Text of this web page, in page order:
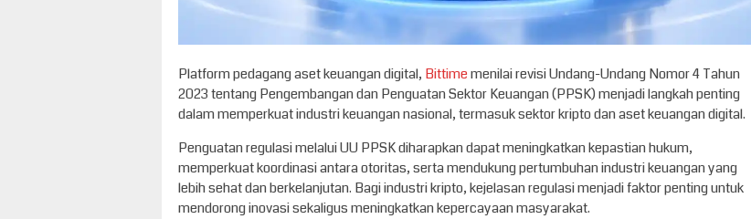
Platform pedagang aset keuangan digital, Bittimemenilai revisi Undang-Undang Nomor 4 Tahun
2023 tentang Pengembangan dan Penguatan Sektor Keuangan (PPSK) menjadi langkah penting
dalam memperkuat industri keuangan nasional, termasuk sektor kripto dan aset keuangan digital.
Penguatan regulasi melalui UU PPSK diharapkan dapat meningkatkan kepastian hukum,
memperkuat koordinasi antara otoritas, serta mendukung pertumbuhan industri keuangan yang
lebih sehat dan berkelanjutan. Bagi industri kripto, kejelasan regulasi menjadi faktor penting untuk
mendorong inovasi sekaligus meningkatkan kepercayaan masyarakat.